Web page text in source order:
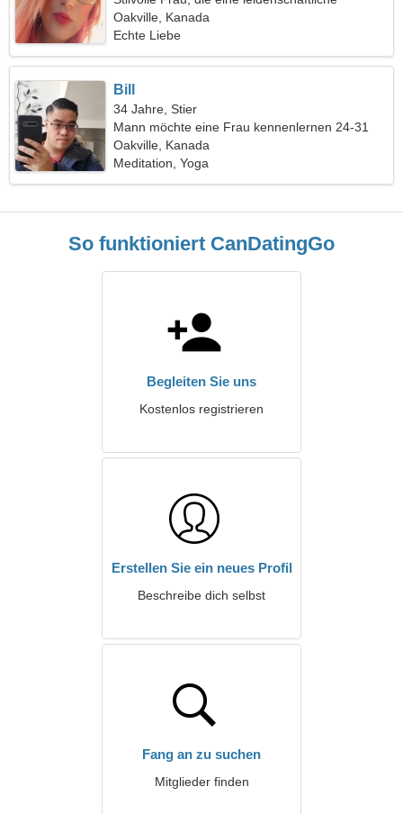
Beziehung sucht
Oakville, Kanada
Echte Liebe
Bill
34 Jahre, Stier
Mann möchte eine Frau kennenlernen 24-31
Oakville, Kanada
Meditation, Yoga
So funktioniert CanDatingGo
Begleiten Sie uns
Kostenlos registrieren
Erstellen Sie ein neues Profil
Beschreibe dich selbst
Fang an zu suchen
Mitglieder finden